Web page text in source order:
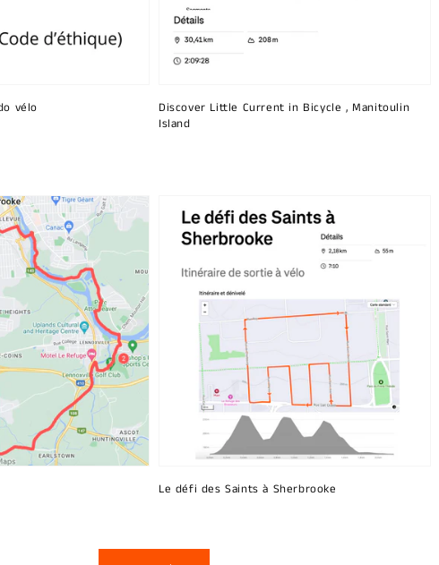
vélo
Discover Little Current in Bicycle , Manitoulin
Island
Le défi des Saints à Sherbrooke